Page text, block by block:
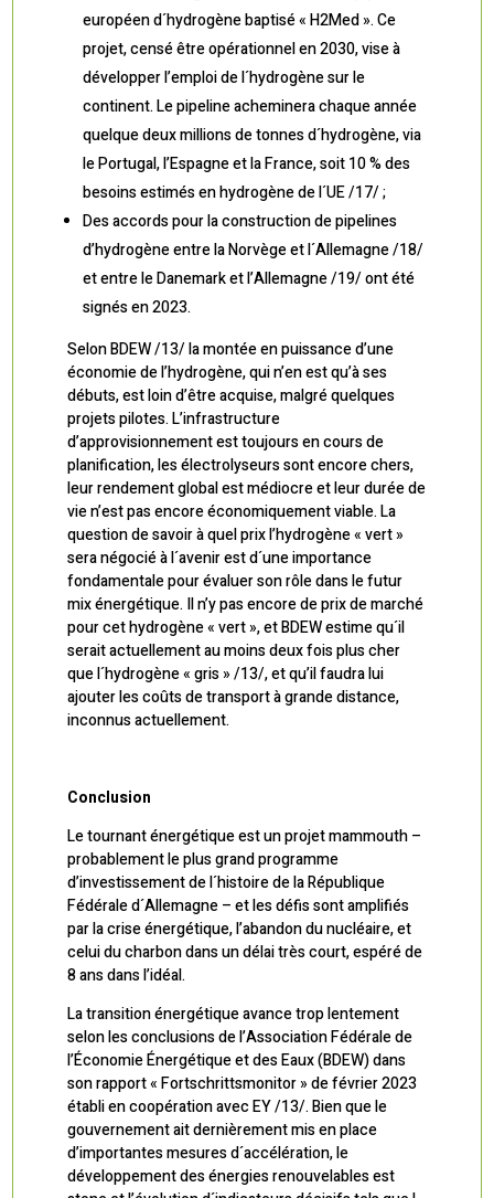
européen d´hydrogène baptisé « H2Med ». Ce
projet, censé être opérationnel en 2030, vise à
développer l’emploi de l´hydrogène sur le
continent. Le pipeline acheminera chaque année
quelque deux millions de tonnes d´hydrogène, via
le Portugal, l’Espagne et la France, soit 10 % des
besoins estimés en hydrogène de l´UE /17/ ;
Des accords pour la construction de pipelines
d’hydrogène entre la Norvège et l´Allemagne /18/
et entre le Danemark et l’Allemagne /19/ ont été
signés en 2023.
Selon BDEW /13/ la montée en puissance d’une
économie de l’hydrogène, qui n’en est qu’à ses
débuts, est loin d’être acquise, malgré quelques
projets pilotes. L’infrastructure
d’approvisionnement est toujours en cours de
planification, les électrolyseurs sont encore chers,
leur rendement global est médiocre et leur durée de
vie n’est pas encore économiquement viable. La
question de savoir à quel prix l’hydrogène « vert »
sera négocié à l´avenir est d´une importance
fondamentale pour évaluer son rôle dans le futur
mix énergétique. Il n’y pas encore de prix de marché
pour cet hydrogène « vert », et BDEW estime qu´il
serait actuellement au moins deux fois plus cher
que l´hydrogène « gris » /13/, et qu’il faudra lui
ajouter les coûts de transport à grande distance,
inconnus actuellement.
Conclusion
Le tournant énergétique est un projet mammouth –
probablement le plus grand programme
d’investissement de l´histoire de la République
Fédérale d´Allemagne – et les défis sont amplifiés
par la crise énergétique, l’abandon du nucléaire, et
celui du charbon dans un délai très court, espéré de
8 ans dans l’idéal.
La transition énergétique avance trop lentement
selon les conclusions de l’Association Fédérale de
l’Économie Énergétique et des Eaux (BDEW) dans
son rapport « Fortschrittsmonitor » de février 2023
établi en coopération avec EY /13/. Bien que le
gouvernement ait dernièrement mis en place
d’importantes mesures d´accélération, le
développement des énergies renouvelables est